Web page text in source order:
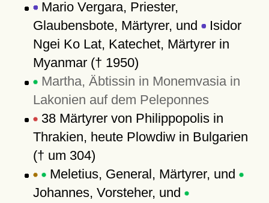
Mario Vergara, Priester,
Glaubensbote, Märtyrer, und Isidor
Ngei Ko Lat, Katechet, Märtyrer in
Myanmar († 1950)
Martha, Äbtissin in Monemvasia in
Lakonien auf dem Peleponnes
38 Märtyrer von Philippopolis in
Thrakien, heute Plowdiw in Bulgarien
(† um 304)
Meletius, General, Märtyrer, und
Johannes, Vorsteher, und